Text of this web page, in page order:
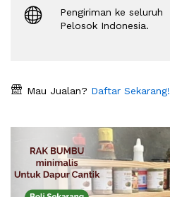
Pengiriman ke seluruh
Pelosok Indonesia.
Mau Jualan? Daftar Sekarang!